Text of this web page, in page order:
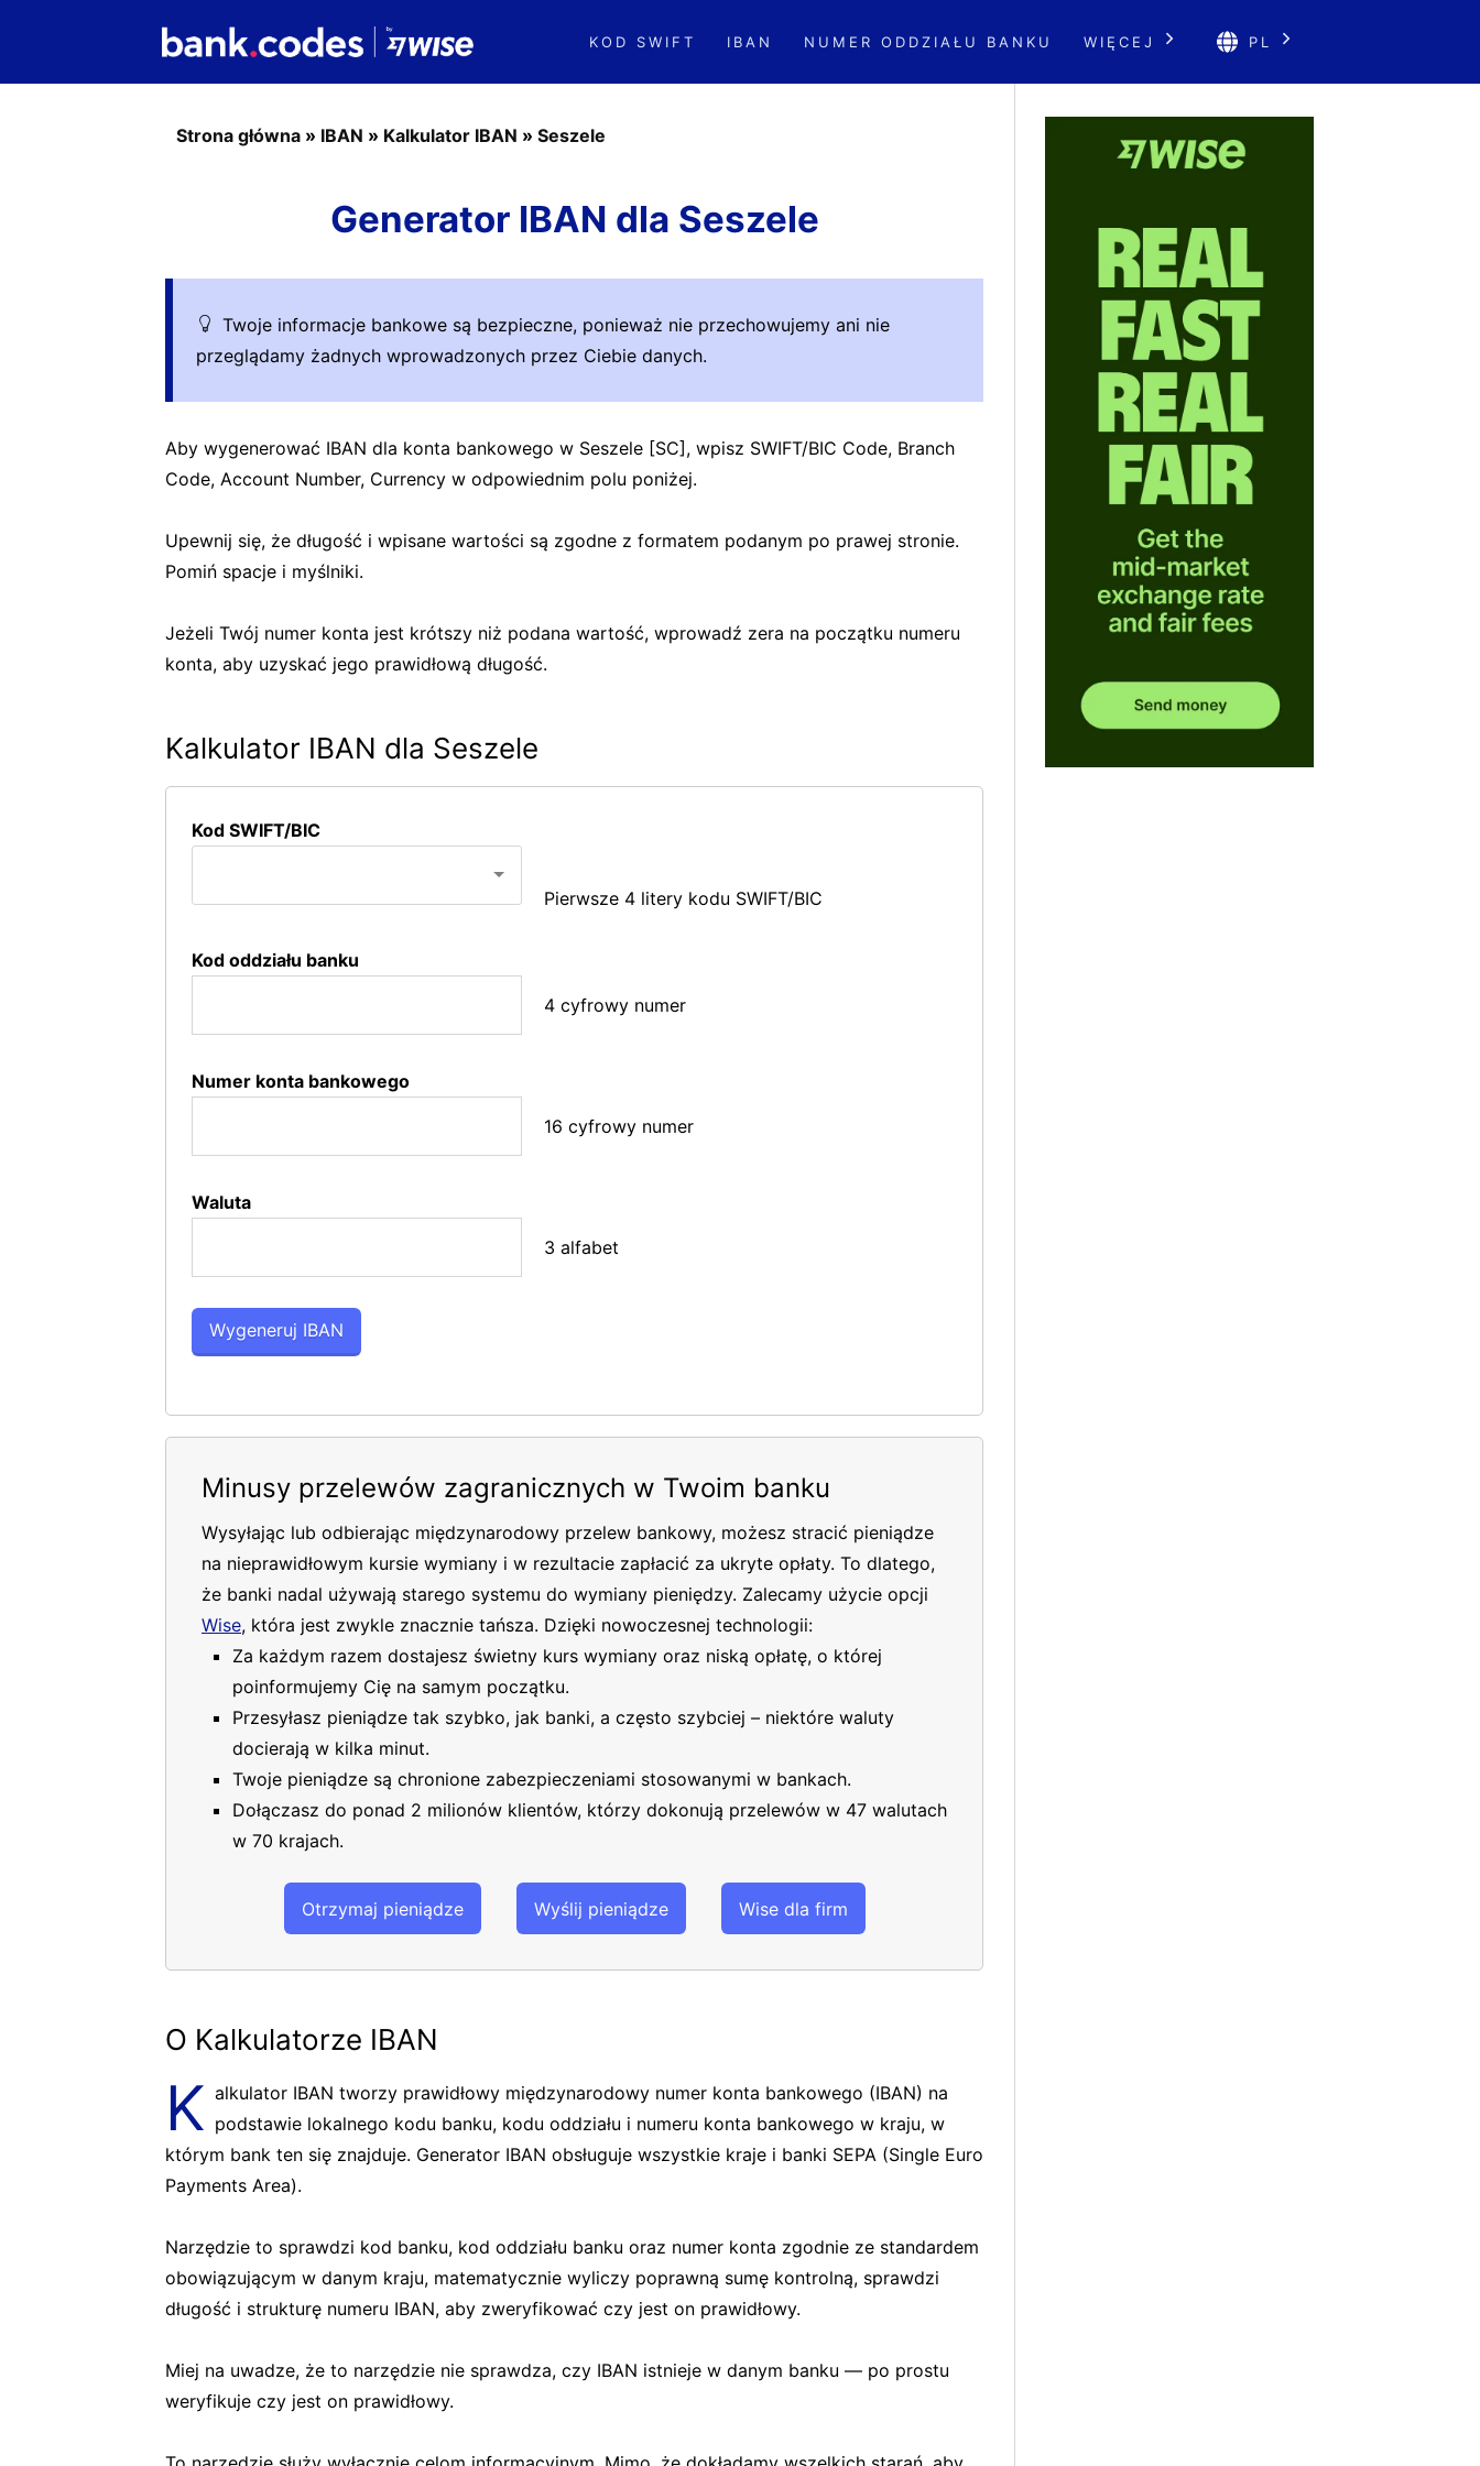
KOD SWIFT IBAN NUMER ODDZIAŁU BANKU WIĘCEJ PL
Strona główna » IBAN » Kalkulator IBAN » Seszele
Generator IBAN dla Seszele
Twoje informacje bankowe są bezpieczne, ponieważ nie przechowujemy ani nie
przeglądamy żadnych wprowadzonych przez Ciebie danych.
Aby wygenerować IBAN dla konta bankowego w Seszele [SC], wpisz SWIFT/BIC Code, Branch
Code, Account Number, Currency w odpowiednim polu poniżej.
Upewnij się, że długość i wpisane wartości są zgodne z formatem podanym po prawej stronie.
Pomiń spacje i myślniki.
Jeżeli Twój numer konta jest krótszy niż podana wartość, wprowadź zera na początku numeru
konta, aby uzyskać jego prawidłową długość.
Kalkulator IBAN dla Seszele
Kod SWIFT/BIC
Pierwsze 4 litery kodu SWIFT/BIC
Kod oddziału banku
4 cyfrowy numer
Numer konta bankowego
16 cyfrowy numer
Waluta
3 alfabet
Minusy przelewów zagranicznych w Twoim banku
Wysyłając lub odbierając międzynarodowy przelew bankowy, możesz stracić pieniądze
na nieprawidłowym kursie wymiany i w rezultacie zapłacić za ukryte opłaty. To dlatego,
że banki nadal używają starego systemu do wymiany pieniędzy. Zalecamy użycie opcji
Wise, która jest zwykle znacznie tańsza. Dzięki nowoczesnej technologii:
Za każdym razem dostajesz świetny kurs wymiany oraz niską opłatę, o której
poinformujemy Cię na samym początku.
Przesyłasz pieniądze tak szybko, jak banki, a często szybciej – niektóre waluty
docierają w kilka minut.
Twoje pieniądze są chronione zabezpieczeniami stosowanymi w bankach.
Dołączasz do ponad 2 milionów klientów, którzy dokonują przelewów w 47 walutach
w 70 krajach.
Otrzymaj pieniądze Wyślij pieniądze Wise dla firm
O Kalkulatorze IBAN
K alkulator IBAN tworzy prawidłowy międzynarodowy numer konta bankowego (IBAN) na
podstawie lokalnego kodu banku, kodu oddziału i numeru konta bankowego w kraju, w
którym bank ten się znajduje. Generator IBAN obsługuje wszystkie kraje i banki SEPA (Single Euro
Payments Area).
Narzędzie to sprawdzi kod banku, kod oddziału banku oraz numer konta zgodnie ze standardem
obowiązującym w danym kraju, matematycznie wyliczy poprawną sumę kontrolną, sprawdzi
długość i strukturę numeru IBAN, aby zweryfikować czy jest on prawidłowy.
Miej na uwadze, że to narzędzie nie sprawdza, czy IBAN istnieje w danym banku — po prostu
weryfikuje czy jest on prawidłowy.